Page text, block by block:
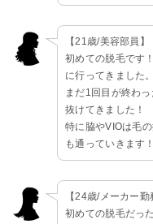
【21歳/美容部員】
初めての脱毛です
に行ってきました。
まだ1回目が終わ
抜けてきました！
特に脇やVIOは毛
も通っていきます！
【24歳/メーカー勤
初めての脱毛だっ